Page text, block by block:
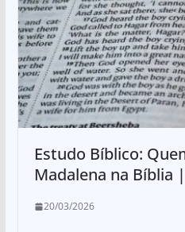
Estudo Bíblico:
Madalena na Bíblia
20/03/2026